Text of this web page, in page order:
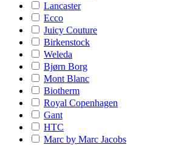
Lancaster
Ecco
Juicy Couture
Birkenstock
Weleda
Bjørn Borg
Mont Blanc
Biotherm
Royal Copenhagen
Gant
HTC
Marc by Marc Jacobs